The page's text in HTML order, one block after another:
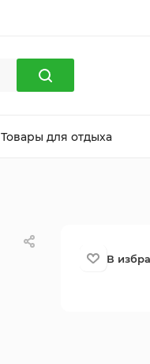
Товары для отдыха